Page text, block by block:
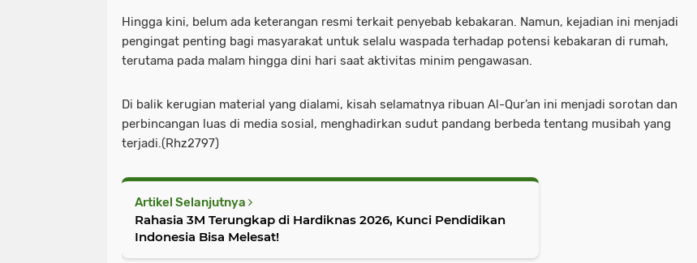
Hingga kini, belum ada keterangan resmi terkait penyebab kebakaran. Namun, kejadian ini menjadi
pengingat penting bagi masyarakat untuk selalu waspada terhadap potensi kebakaran di rumah,
terutama pada malam hingga dini hari saat aktivitas minim pengawasan.
Di balik kerugian material yang dialami, kisah selamatnya ribuan Al-Qur’an ini menjadi sorotan dan
perbincangan luas di media sosial, menghadirkan sudut pandang berbeda tentang musibah yang
terjadi.(Rhz2797)
Artikel Selanjutnya
Rahasia 3M Terungkap di Hardiknas 2026, Kunci Pendidikan
Indonesia Bisa Melesat!